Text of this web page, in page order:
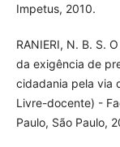
Impetus, 2010.
RANIERI, N. B. S.
da exigência de
cidadania pela via
Livre-docente) -
Paulo, São Paulo,